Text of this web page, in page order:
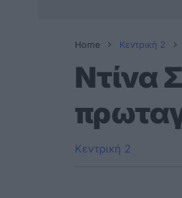
Home Κεντρική 2
Ντίνα
Κεντρική 2